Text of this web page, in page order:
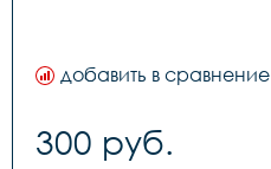
добавить в сравнение
300 руб.